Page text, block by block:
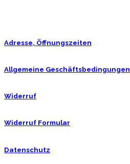
Adresse, Öffnungszeiten
Allgemeine Geschäftsbedingungen
Widerruf
Widerruf Formular
Datenschutz